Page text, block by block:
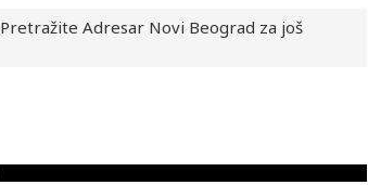
Pretražite Adresar Novi Beograd za još